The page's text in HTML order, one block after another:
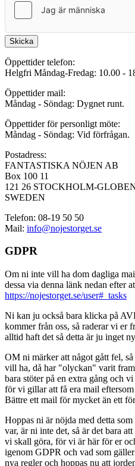
Skicka
Öppettider telefon:
Helgfri Måndag-Fredag: 10.00 -
Öppettider mail:
Måndag - Söndag: Dygnet runt.
Öppettider för personligt möte:
Måndag - Söndag: Vid förfrågan.
Postadress:
FANTASTISKA NÖJEN AB
Box 100 11
121 26 STOCKHOLM-
SWEDEN
Telefon: 08-19 50 50
Mail: info@nojestorget.se
GDPR
Om ni inte vill ha dom dagliga
dessa via denna länk nedan efter
https://nojestorget.se/user#_tasks
Ni kan ju också bara klicka på
kommer från oss, så raderar vi er
alltid haft det så detta är ju inget
OM ni märker att något gått fel,
vill ha, då har "olyckan" varit
bara stöter på en extra gång och
för vi gillar att få era mail
Bättre ett mail för mycket än ett
Hoppas ni är nöjda med detta
var, är ni inte det, så är det bara
vi skall göra, för vi är här för er
igenom GDPR och vad som gäller
nya regler och hoppas nu att